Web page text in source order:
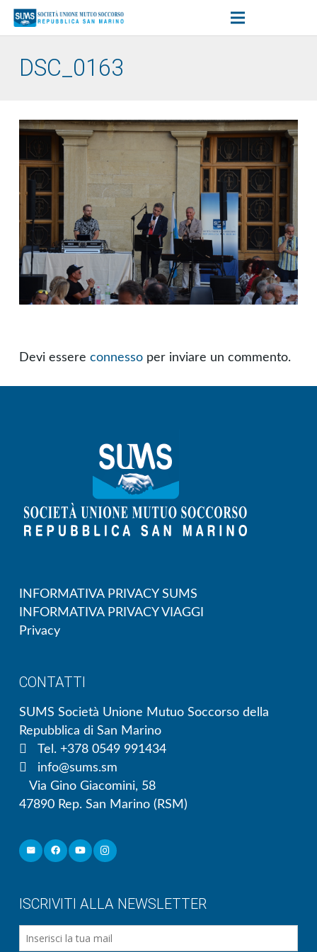
DSC_0163
Devi essere connesso per inviare un commento.
INFORMATIVA PRIVACY SUMS
INFORMATIVA PRIVACY VIAGGI
Privacy
CONTATTI
SUMS Società Unione Mutuo Soccorso della
Repubblica di San Marino
Tel. +378 0549 991434
info@sums.sm
Via Gino Giacomini, 58
47890 Rep. San Marino (RSM)
ISCRIVITI ALLA NEWSLETTER